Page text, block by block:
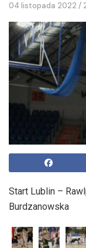
04 listopada 2022 /
Start Lublin –
Burdzanowska